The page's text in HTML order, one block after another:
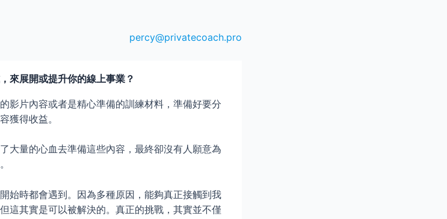
percy@privatecoach.pro
來展開或提升你的線上事業？
影片內容或者是精心準備的訓練材料，準備好要分
獲得收益。
大量的心血去準備這些內容，最終卻沒有人願意為
始時都會遇到。因為多種原因，能夠真正接觸到我
這其實是可以被解決的。真正的挑戰，其實並不僅